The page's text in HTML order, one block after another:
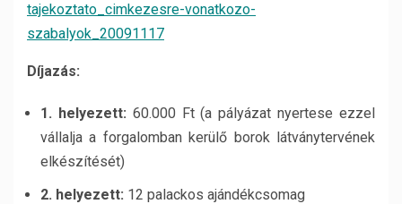
tajekoztato_cimkezesre-vonatkozo-
szabalyok_20091117
Díjazás:
1. helyezett: 60.000 Ft (a pályázat nyertese ezzel
vállalja a forgalomban kerülő borok látványtervének
elkészítését)
2. helyezett: 12 palackos ajándékcsomag